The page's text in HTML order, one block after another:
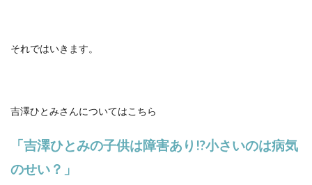
それではいきます。
吉澤ひとみさんについてはこちら
「吉澤ひとみの子供は障害あり!?小さいのは病気
のせい？」